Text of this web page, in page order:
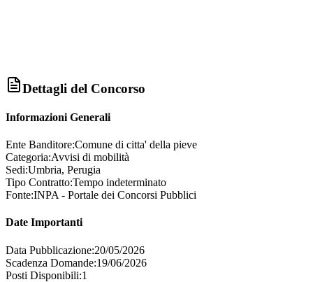
Dettagli del Concorso
Informazioni Generali
Ente Banditore:Comune di citta' della pieve
Categoria:Avvisi di mobilità
Sedi:Umbria, Perugia
Tipo Contratto:Tempo indeterminato
Fonte:INPA - Portale dei Concorsi Pubblici
Date Importanti
Data Pubblicazione:20/05/2026
Scadenza Domande:19/06/2026
Posti Disponibili:1